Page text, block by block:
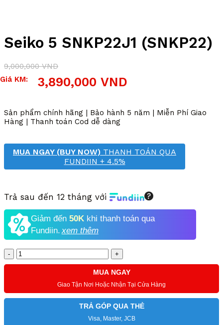
Seiko 5 SNKP22J1 (SNKP22)
9,000,000VND
Giá
3,890,000 VND
Giá
3,890,000 VND.
Giá KM:
Sản phẩm chính hãng | Bảo hành 5 năm | Miễn Phí Giao
Hàng | Thanh toán Cod dễ dàng
MUA NGAY (BUY NOW) THANH TOÁN QUA
FUNDIIN + 4.5%
Trả sau đến 12 tháng với
Giảm đến 50K khi thanh toán qua
Fundiin.xem thêm
Số
lượng
MUA NGAY
Giao Tận Nơi Hoặc Nhận Tại Cửa Hàng
TRẢ GÓP QUA THẺ
Visa, Master, JCB